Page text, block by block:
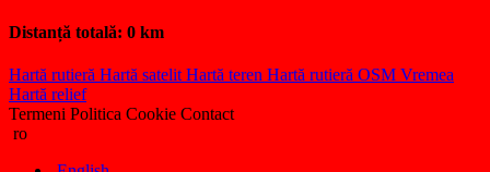
Distanță totală: 0 km
Hartă rutieră Hartă satelit Hartă teren Hartă rutieră OSM Vremea
Hartă relief
Termeni Politica Cookie Contact
ro